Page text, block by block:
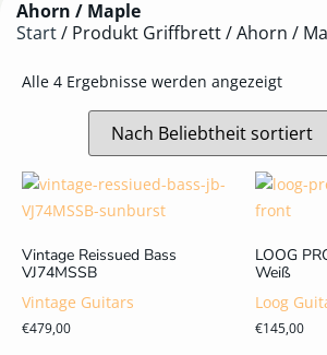
Ahorn / Maple
Start/ Produkt Griffbrett / Ahorn /
Alle 4 Ergebnisse werden angezeigt
Vintage Reissued Bass
VJ74MSSB
Vintage Guitars
€479,00
LOOG
Weiß
Loog
€145,00